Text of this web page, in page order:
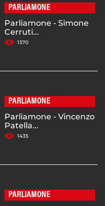
PARLIAMONE
Parliamone - Simone
Cerruti...
1370
PARLIAMONE
Parliamone - Vincenzo
Patella...
1435
PARLIAMONE